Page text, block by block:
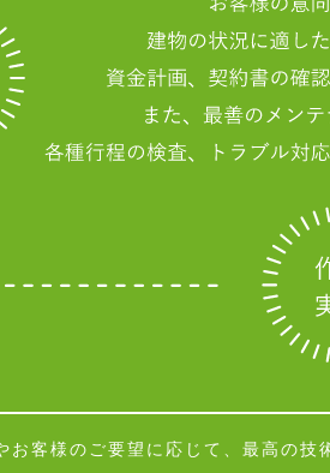
お客様のご要望に応じて、最高の技